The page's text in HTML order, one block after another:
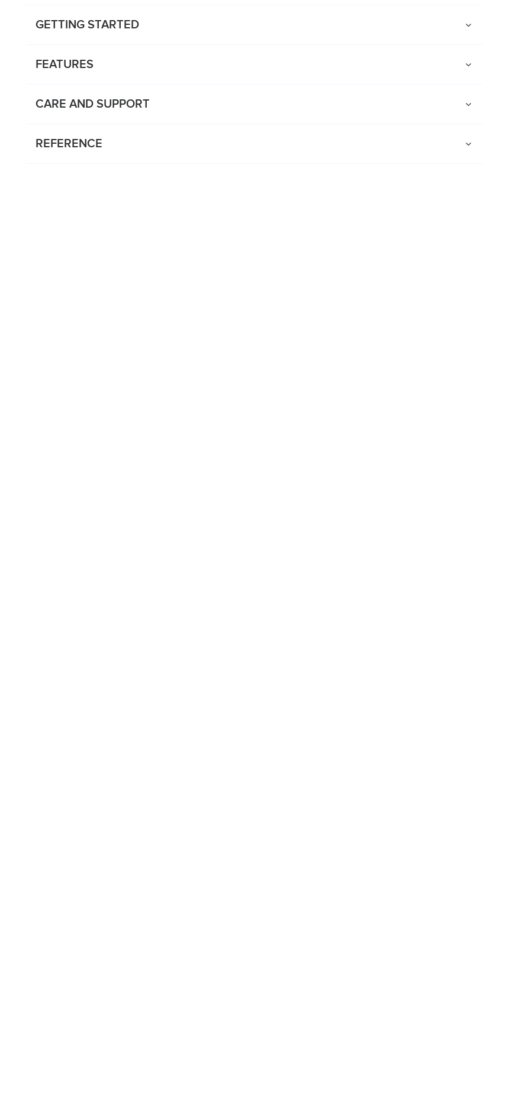
GETTING STARTED
FEATURES
CARE AND SUPPORT
REFERENCE